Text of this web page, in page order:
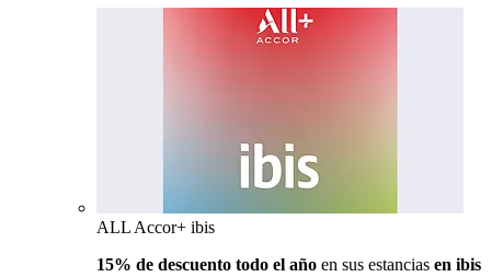
ALL Accor+ ibis
15% de descuento todo el año en sus estancias en ibis